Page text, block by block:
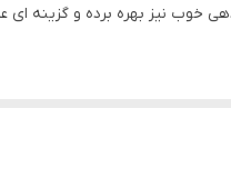
نیز بهره برده و گزینه ای